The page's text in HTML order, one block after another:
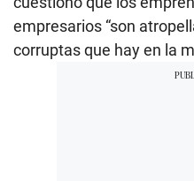
empresarios “son
corruptas que hay en la